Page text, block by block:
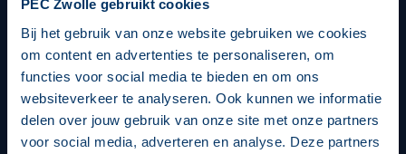
PEC Zwolle gebruikt cookies
Bij het gebruik van onze website gebruiken we cookies
om content en advertenties te personaliseren, om
functies voor social media te bieden en om ons
websiteverkeer te analyseren. Ook kunnen we informatie
delen over jouw gebruik van onze site met onze partners
voor social media, adverteren en analyse. Deze partners